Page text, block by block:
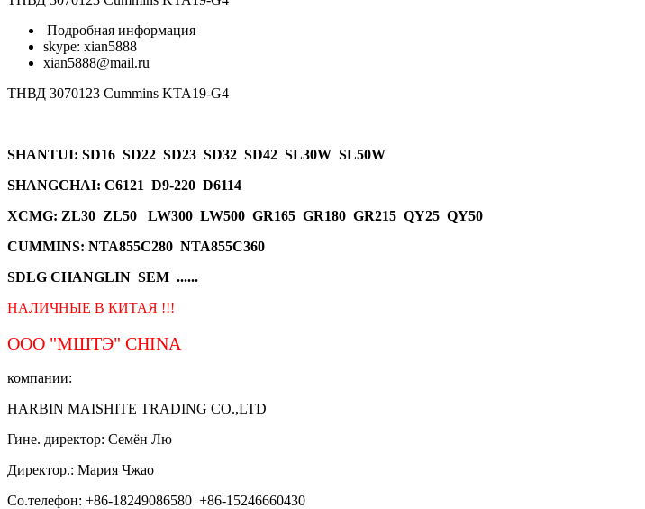
Подробная информация
skype: xian5888
xian5888@mail.ru
ТНВД 3070123 Cummins KTA19-G4
SHANTUI: SD16 SD22 SD23 SD32 SD42 SL30W SL50W
SHANGCHAI: C6121 D9-220 D6114
XCMG: ZL30 ZL50 LW300 LW500 GR165 GR180 GR215 QY25 QY50
CUMMINS: NTA855C280 NTA855C360
SDLG CHANGLIN SEM ......
НАЛИЧНЫЕ В КИТАЯ !!!
ООО "МШТЭ" CHINA
компании:
HARBIN MAISHITE TRADING CO.,LTD
Гине. директор: Семён Лю
Директор.: Мария Чжао
Со.телефон: +86-18249086580 +86-15246660430